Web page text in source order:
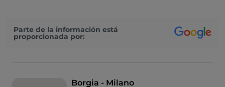
Parte de la información está
proporcionada por:
Borgia - Milano